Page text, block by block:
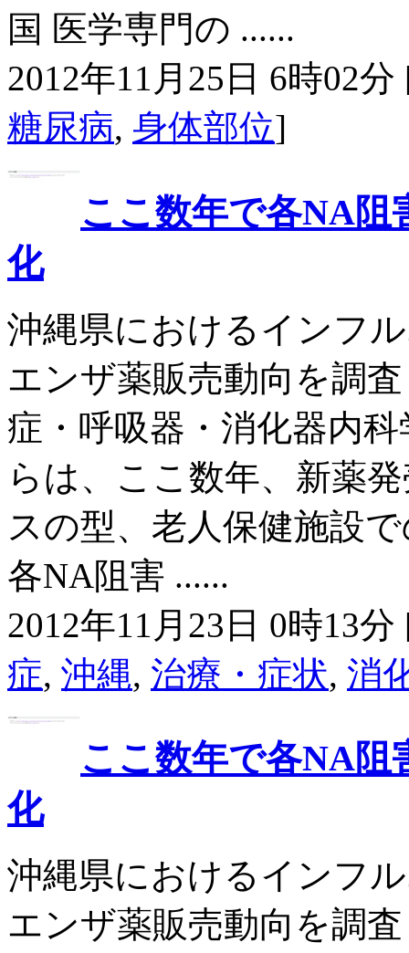
国 医学専門の ......
2012年11月25日 6時02分
糖尿病, 身体部位]
ここ数年で各NA阻
化
沖縄県におけるインフ
エンザ薬販売動向を調
症・呼吸器・消化器内
らは、ここ数年、新薬
スの型、老人保健施設
各NA阻害 ......
2012年11月23日 0時13分
症, 沖縄, 治療・症状, 消
ここ数年で各NA阻
化
沖縄県におけるインフ
エンザ薬販売動向を調